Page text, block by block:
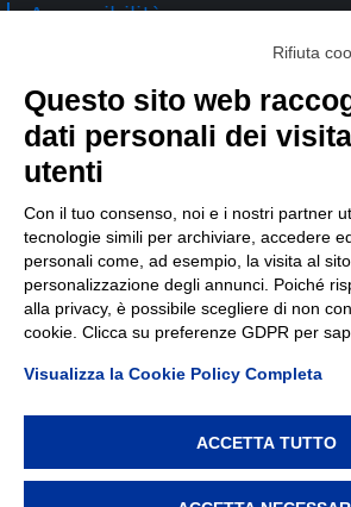
Accessibilità
TEP spa
Via Taro 12
43125 Parma
Tel. 0521.2141
E-mail:tep@tep.pr.it
Informazioni :info@tep.pr.it
PEC:tepspa@pec.it
TEP spa, via Taro 12, 43125 Parma –
Rifiuta
Questo sito web
dati personali dei
utenti
Con il tuo consenso, noi e i nostri partner
tecnologie simili per archiviare, accedere
personali come, ad esempio, la visita al
personalizzazione degli annunci. Poiché
alla privacy, è possibile scegliere di non
cookie. Clicca su preferenze GDPR per
Visualizza la Cookie Policy Completa
ACCETTA TUTTO